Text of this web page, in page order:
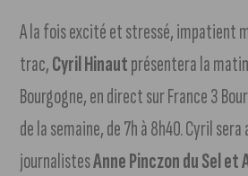
A la fois excité et stressé, impatient
trac,Cyril Hinautprésentera la
Bourgogne, en direct sur France 3
de la semaine, de 7h à 8h40. Cyril
journalistesAnne Pinczon du Sel et